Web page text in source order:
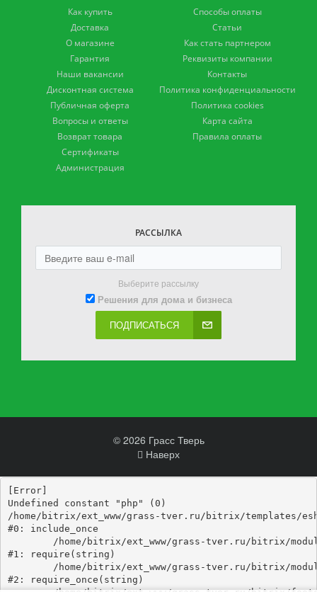
Как купить
Доставка
О магазине
Гарантия
Наши вакансии
Дисконтная система
Публичная оферта
Вопросы и ответы
Возврат товара
Сертификаты
Администрация
Способы оплаты
Статьи
Как стать партнером
Реквизиты компании
Контакты
Политика конфиденциальности
Политика cookies
Карта сайта
Правила оплаты
РАССЫЛКА
Выберите рассылку
Решения для дома и бизнеса
ПОДПИСАТЬСЯ
© 2026 Грасс Тверь
Наверх
[Error]
Undefined constant "php" (0)
/home/bitrix/ext_www/grass-tver.ru/bitrix/templates/
#0: include_once
#1: require(string)
#2: require_once(string)